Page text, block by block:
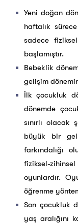
Yeni doğan
haftalık
sadece
başlamıştır.
Bebeklik
gelişim
İlk çocukluk
dönemde
sınırlı
büyük bir
farkındalığı
fiziksel-
oyunlardır.
öğrenme
Son çocukluk
yaş aralığını